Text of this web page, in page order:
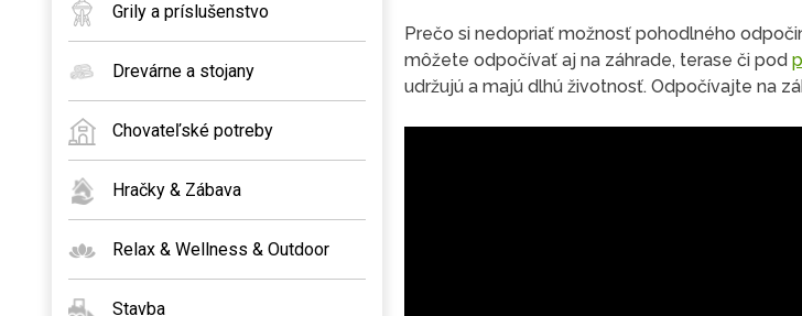
Grily a príslušenstvo
Drevárne a stojany
Chovateľské potreby
Hračky & Zábava
Relax & Wellness & Outdoor
Stavba
Prečo si nedopriať možnosť pohodlného
môžete odpočívať aj na záhrade, terase či pod
udržujú a majú dlhú životnosť. Odpočívajte na